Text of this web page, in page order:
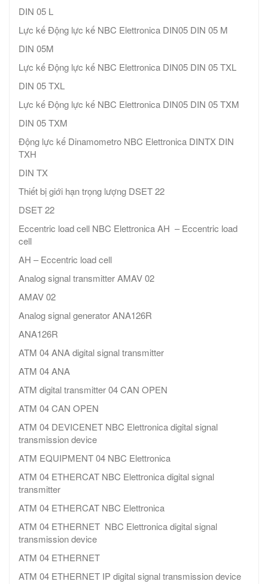
DIN 05 L
Lực kế Động lực kế NBC Elettronica DIN05 DIN 05 M
DIN 05M
Lực kế Động lực kế NBC Elettronica DIN05 DIN 05 TXL
DIN 05 TXL
Lực kế Động lực kế NBC Elettronica DIN05 DIN 05 TXM
DIN 05 TXM
Động lực kế Dinamometro NBC Elettronica DINTX DIN
TXH
DIN TX
Thiết bị giới hạn trọng lượng DSET 22
DSET 22
Eccentric load cell NBC Elettronica AH – Eccentric load
cell
AH – Eccentric load cell
Analog signal transmitter AMAV 02
AMAV 02
Analog signal generator ANA126R
ANA126R
ATM 04 ANA digital signal transmitter
ATM 04 ANA
ATM digital transmitter 04 CAN OPEN
ATM 04 CAN OPEN
ATM 04 DEVICENET NBC Elettronica digital signal
transmission device
ATM EQUIPMENT 04 NBC Elettronica
ATM 04 ETHERCAT NBC Elettronica digital signal
transmitter
ATM 04 ETHERCAT NBC Elettronica
ATM 04 ETHERNET NBC Elettronica digital signal
transmission device
ATM 04 ETHERNET
ATM 04 ETHERNET IP digital signal transmission device